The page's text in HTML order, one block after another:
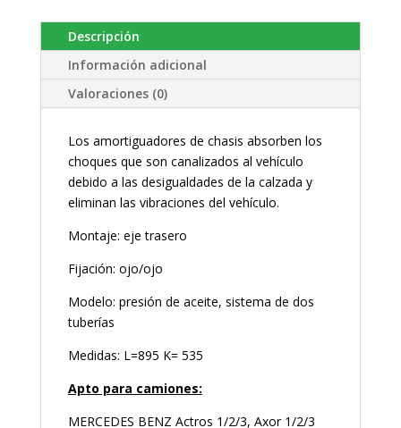
Descripción
Información adicional
Valoraciones (0)
Los amortiguadores de chasis absorben los
choques que son canalizados al vehículo
debido a las desigualdades de la calzada y
eliminan las vibraciones del vehículo.
Montaje: eje trasero
Fijación: ojo/ojo
Modelo: presión de aceite, sistema de dos
tuberías
Medidas: L=895 K= 535
Apto para camiones:
MERCEDES BENZ Actros 1/2/3, Axor 1/2/3